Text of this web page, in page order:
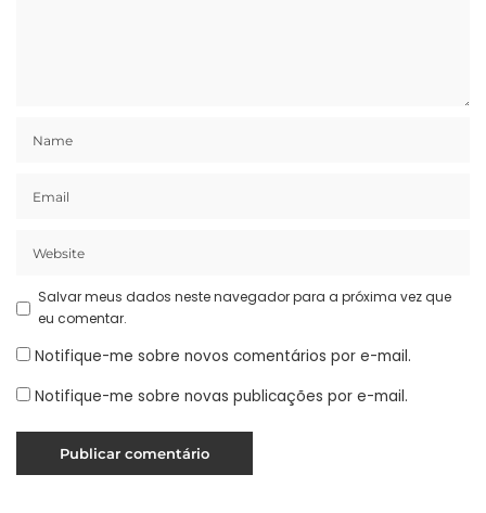
Salvar meus dados neste navegador para a próxima vez que
eu comentar.
Notifique-me sobre novos comentários por e-mail.
Notifique-me sobre novas publicações por e-mail.